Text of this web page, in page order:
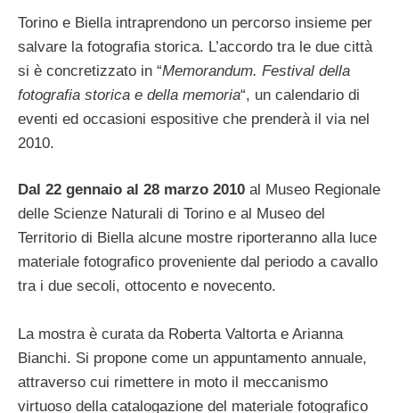
Torino e Biella intraprendono un percorso insieme per
salvare la fotografia storica. L’accordo tra le due città
si è concretizzato in “Memorandum. Festival della
fotografia storica e della memoria“, un calendario di
eventi ed occasioni espositive che prenderà il via nel
2010.
Dal 22 gennaio al 28 marzo 2010 al Museo Regionale
delle Scienze Naturali di Torino e al Museo del
Territorio di Biella alcune mostre riporteranno alla luce
materiale fotografico proveniente dal periodo a cavallo
tra i due secoli, ottocento e novecento.
La mostra è curata da Roberta Valtorta e Arianna
Bianchi. Si propone come un appuntamento annuale,
attraverso cui rimettere in moto il meccanismo
virtuoso della catalogazione del materiale fotografico